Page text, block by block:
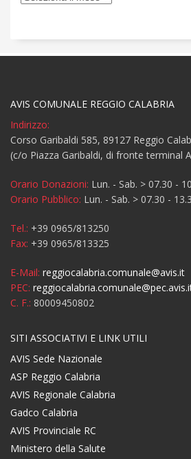
AVIS COMUNALE REGGIO CALABRIA
Indirizzo:
Corso Garibaldi 585, 89127 Reggio
(c/o Piazza Garibaldi, di fronte terminal
Orario Donazioni: Lun. - Sab. > 07.30 -
Orario Pubblico: Lun. - Sab. > 07.30 -
Tel.: +39 0965/813250
Fax: +39 0965/813325
E-Mail: reggiocalabria.comunale@avis.it
PEC:
C. F.: 80009450802
SITI ASSOCIATIVI E LINK UTILI
AVIS Sede Nazionale
ASP Reggio Calabria
AVIS Regionale Calabria
Gadco Calabria
AVIS Provinciale RC
Ministero della Salute